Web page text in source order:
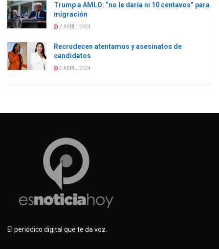
Trump a AMLO: “no le daría ni 10 centavos” para
migración
2 ABRIL, 2024
Recrudecen atentamos y asesinatos de
candidatos
2 ABRIL, 2024
El periódico digital que te da voz.